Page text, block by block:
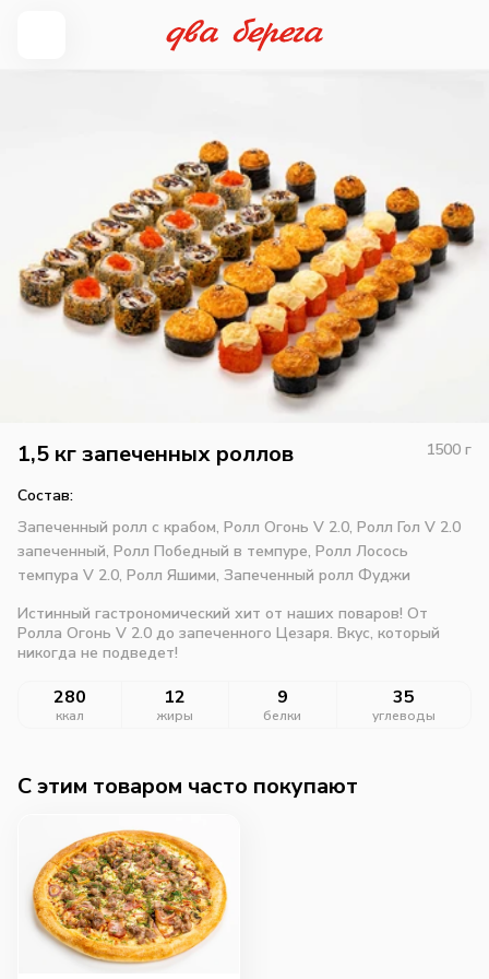
1,5 кг запеченных роллов 1500 г
Состав:
Запеченный ролл с крабом, Ролл Огонь V 2.0, Ролл Гол V 2.0
запеченный, Ролл Победный в темпуре, Ролл Лосось
темпура V 2.0, Ролл Яшими, Запеченный ролл Фуджи
Истинный гастрономический хит от наших поваров! От
Ролла Огонь V 2.0 до запеченного Цезаря. Вкус, который
никогда не подведет!
280
ккал
12
жиры
9
белки
35
углеводы
C этим товаром часто покупают